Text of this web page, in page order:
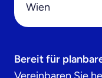
Wien
Bereit für